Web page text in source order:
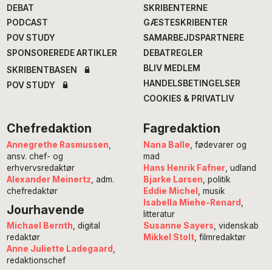
DEBAT
PODCAST
POV STUDY
SPONSOREREDE ARTIKLER
SKRIBENTBASEN
POV STUDY
SKRIBENTERNE
GÆSTESKRIBENTER
SAMARBEJDSPARTNERE
DEBATREGLER
BLIV MEDLEM
HANDELSBETINGELSER
COOKIES & PRIVATLIV
Chefredaktion
Annegrethe Rasmussen
ansv. chef- og
erhvervsredaktør
Alexander Meinertz , adm.
chefredaktør
Jourhavende
Michael Bernth, digital
redaktør
Anne Juliette Ladegaard ,
redaktionschef
Fagredaktion
Nana Balle , fødevarer og
mad
Hans Henrik Fafner, udland
Bjarke Larsen , politik
Eddie Michel
, musik
Isabella Miehe-Renard
litteratur
Susanne Sayers , videnskab
Mikkel Stolt, filmredaktør